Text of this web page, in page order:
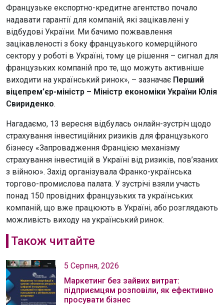
Французьке експортно-кредитне агентство почало
надавати гарантії для компаній, які зацікавлені у
відбудові України. Ми бачимо пожвавлення
зацікавленості з боку французького комерційного
сектору у роботі в Україні, тому це рішення – сигнал для
французьких компаній про те, що можуть активніше
виходити на український ринок», – зазначає Перший
віцепрем’єр-міністр – Міністр економіки України Юлія
Свириденко.
Нагадаємо, 13 вересня відбулась онлайн-зустріч щодо
страхування інвестиційних ризиків для французького
бізнесу «Запровадження Францією механізму
страхування інвестицій в Україні від ризиків, пов’язаних
з війною». Захід організувала Франко-українська
торгово-промислова палата. У зустрічі взяли участь
понад 150 провідних французьких та українських
компаній, що вже працюють в Україні, або розглядають
можливість виходу на український ринок.
Також читайте
5 Серпня, 2026
Маркетинг без зайвих витрат:
підприємцям розповіли, як ефективно
просувати бізнес